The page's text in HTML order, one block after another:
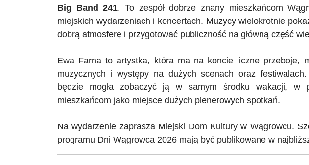
Big Band 241. To zespół dobrze znany mieszkańcom
miejskich wydarzeniach i koncertach. Muzycy wielokrotnie
dobrą atmosferę i przygotować publiczność na główną część
Ewa Farna to artystka, która ma na koncie liczne przeboje,
muzycznych i występy na dużych scenach oraz festiwalach.
będzie mogła zobaczyć ją w samym środku wakacji, w
mieszkańcom jako miejsce dużych plenerowych spotkań.
Na wydarzenie zaprasza Miejski Dom Kultury w Wągrowcu.
programu Dni Wągrowca 2026 mają być publikowane w